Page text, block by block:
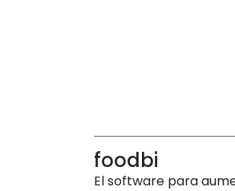
foodbi
El software para